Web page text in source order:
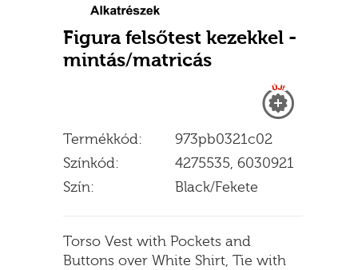
Figura felsőtest kezekkel -
mintás/matricás
Termékkód:
973pb0321c02
Színkód:
4275535, 6030921
Szín:
Black/Fekete
Torso Vest with Pockets and
Buttons over White Shirt, Tie with